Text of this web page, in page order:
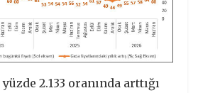
2.133 oranında arttığı